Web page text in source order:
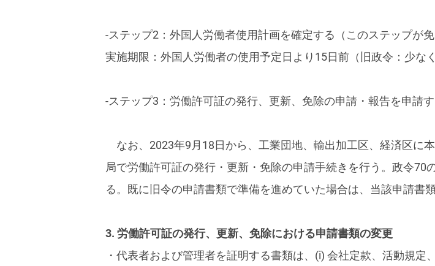
-ステップ2：外国人労働者使用計画を確定する（このステップが免
実施期限：外国人労働者の使用予定日より15日前（旧政令：少な
-ステップ3：労働許可証の発行、更新、免除の申請・報告を申請す
なお、2023年9月18日から、工業団地、輸出加工区、経済区に
局で労働許可証の発行・更新・免除の申請手続きを行う。政令
る。既に旧令の申請書類で準備を進めていた場合は、当該申請書
3. 労働許可証の発行、更新、免除における申請書類の変更
・代表者および管理者を証明する書類は、(i) 会社定款、活動規